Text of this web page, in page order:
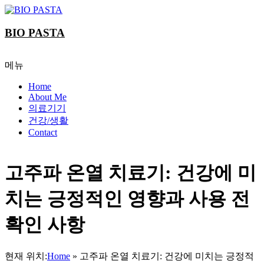
Skip
content
BIO PASTA
메뉴
Home
About Me
의료기기
건강/생활
Contact
고주파 온열 치료기: 건강에 미
치는 긍정적인 영향과 사용 전
확인 사항
현재 위치:Home » 고주파 온열 치료기: 건강에 미치는 긍정적